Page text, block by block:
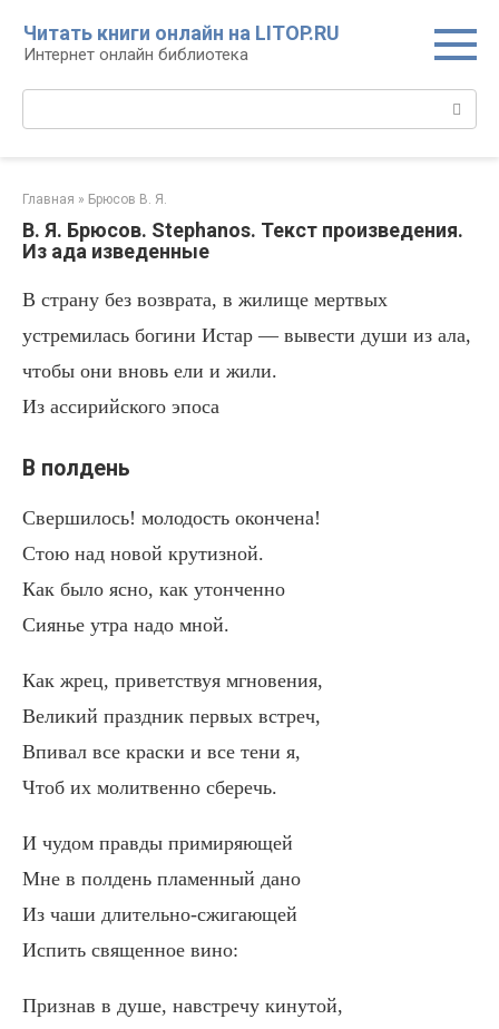
контенту
Читать книги онлайн на LITOP.RU
Интернет онлайн библиотека
Главная » Брюсов В. Я.
В. Я. Брюсов. Stephanos. Текст произведения.
Из ада изведенные
В страну без возврата, в жилище мертвых
устремилась богини Истар — вывести души из ала,
чтобы они вновь ели и жили.
Из ассирийского эпоса
В полдень
Свершилось! молодость окончена!
Стою над новой крутизной.
Как было ясно, как утонченно
Сиянье утра надо мной.
Как жрец, приветствуя мгновения,
Великий праздник первых встреч,
Впивал все краски и все тени я,
Чтоб их молитвенно сберечь.
И чудом правды примиряющей
Мне в полдень пламенный дано
Из чаши длительно-сжигающей
Испить священное вино:
Признав в душе, навстречу кинутой,